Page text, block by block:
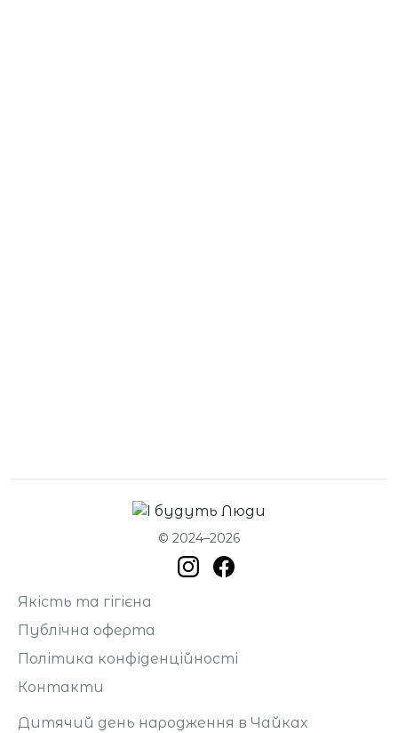
© 2024–2026
Якість та гігієна
Публічна оферта
Політика конфіденційності
Контакти
Дитячий день народження в Чайках